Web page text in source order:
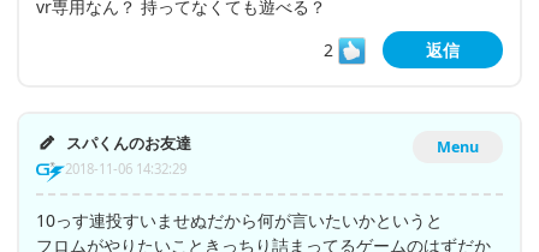
vr専用なん？ 持ってなくても遊べる？
2
返信
Menu
スパくんのお友達
2018-11-06 14:32:29
10っす連投すいませぬだから何が言いたいかというと
フロムがやりたいこときっちり詰まってるゲームのはずだか